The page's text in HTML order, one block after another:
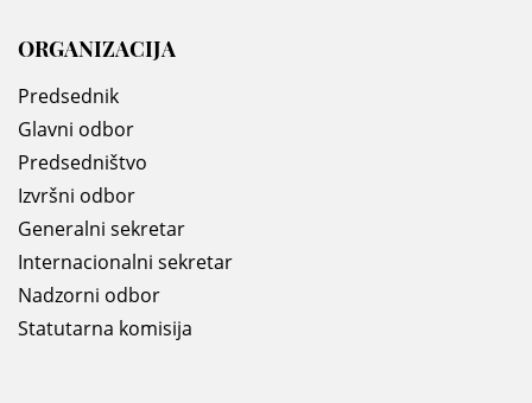
ORGANIZACIJA
Predsednik
Glavni odbor
Predsedništvo
Izvršni odbor
Generalni sekretar
Internacionalni sekretar
Nadzorni odbor
Statutarna komisija